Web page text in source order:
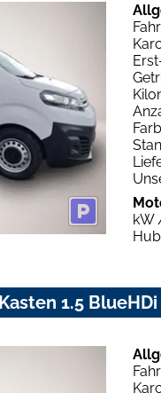
kW
1.5 BlueHDi